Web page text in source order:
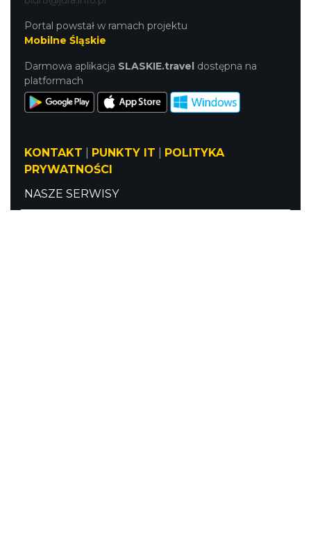
Portal powstał w ramach projektu
Mobilne Śląskie
Darmowa aplikacja SLASKIE.travel dostępna na
platformach
KONTAKT PUNKTY IT
POLITYKA
PRYWATNOŚCI
NASZE SERWISY